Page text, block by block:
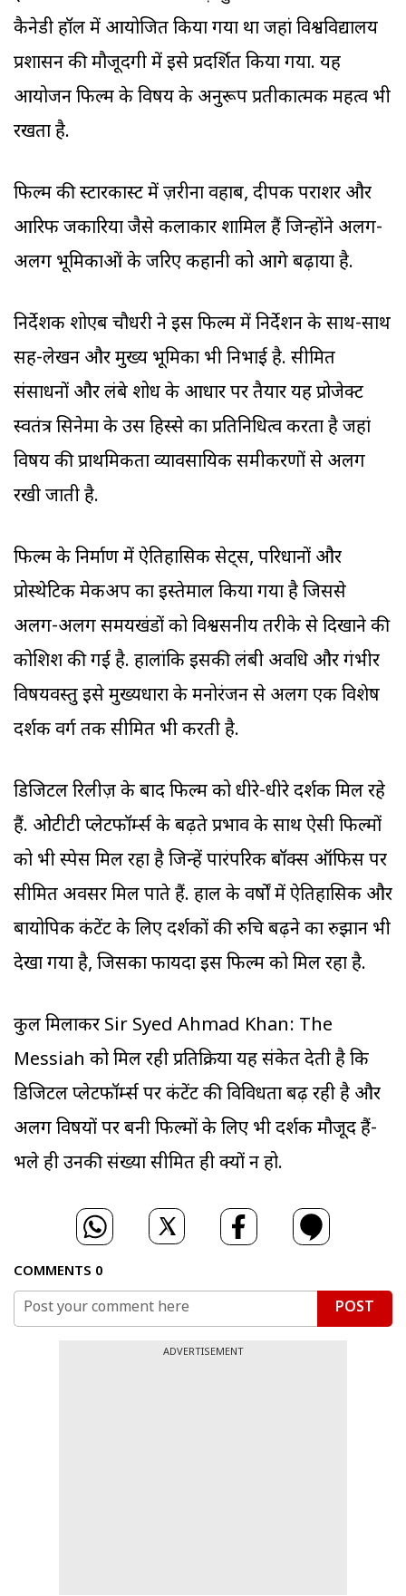
कैनेडी हॉल में आयोजित किया गया था जहां विश्वविद्यालय
प्रशासन की मौजूदगी में इसे प्रदर्शित किया गया. यह
आयोजन फिल्म के विषय के अनुरूप प्रतीकात्मक महत्व भी
रखता है.
फिल्म की स्टारकास्ट में ज़रीना वहाब, दीपक पराशर और
आरिफ जकारिया जैसे कलाकार शामिल हैं जिन्होंने अलग-
अलग भूमिकाओं के जरिए कहानी को आगे बढ़ाया है.
निर्देशक शोएब चौधरी ने इस फिल्म में निर्देशन के साथ-साथ
सह-लेखन और मुख्य भूमिका भी निभाई है. सीमित
संसाधनों और लंबे शोध के आधार पर तैयार यह प्रोजेक्ट
स्वतंत्र सिनेमा के उस हिस्से का प्रतिनिधित्व करता है जहां
विषय की प्राथमिकता व्यावसायिक समीकरणों से अलग
रखी जाती है.
फिल्म के निर्माण में ऐतिहासिक सेट्स, परिधानों और
प्रोस्थेटिक मेकअप का इस्तेमाल किया गया है जिससे
अलग-अलग समयखंडों को विश्वसनीय तरीके से दिखाने की
कोशिश की गई है. हालांकि इसकी लंबी अवधि और गंभीर
विषयवस्तु इसे मुख्यधारा के मनोरंजन से अलग एक विशेष
दर्शक वर्ग तक सीमित भी करती है.
डिजिटल रिलीज़ के बाद फिल्म को धीरे-धीरे दर्शक मिल रहे
हैं. ओटीटी प्लेटफॉर्म्स के बढ़ते प्रभाव के साथ ऐसी फिल्मों
को भी स्पेस मिल रहा है जिन्हें पारंपरिक बॉक्स ऑफिस पर
सीमित अवसर मिल पाते हैं. हाल के वर्षों में ऐतिहासिक और
बायोपिक कंटेंट के लिए दर्शकों की रुचि बढ़ने का रुझान भी
देखा गया है, जिसका फायदा इस फिल्म को मिल रहा है.
कुल मिलाकर Sir Syed Ahmad Khan: The
Messiah को मिल रही प्रतिक्रिया यह संकेत देती है कि
डिजिटल प्लेटफॉर्म्स पर कंटेंट की विविधता बढ़ रही है और
अलग विषयों पर बनी फिल्मों के लिए भी दर्शक मौजूद हैं-
भले ही उनकी संख्या सीमित ही क्यों न हो.
COMMENTS 0
POST
ADVERTISEMENT